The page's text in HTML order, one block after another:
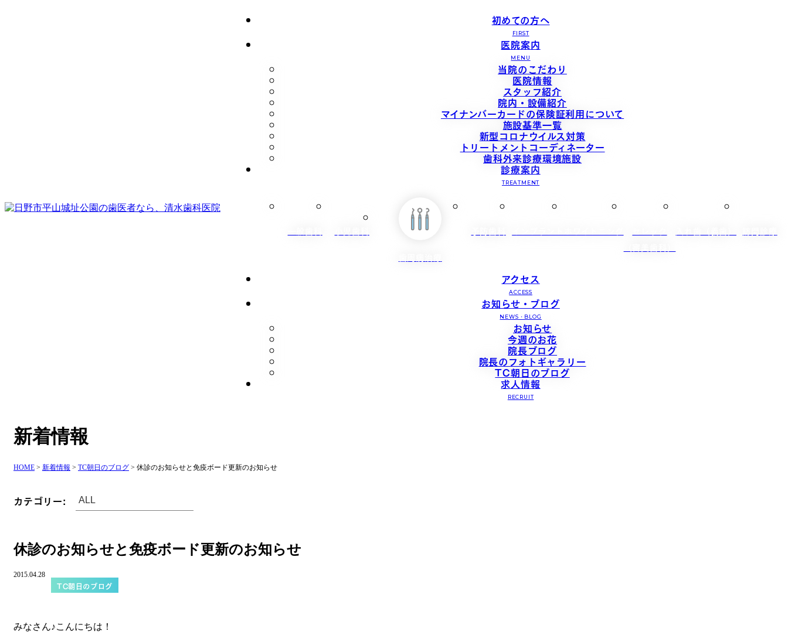
初めての方へ
FIRST
医院案内
MENU
当院のこだわり
医院情報
スタッフ紹介
院内・設備紹介
マイナンバーカードの保険証利用について
施設基準一覧
新型コロナウイルス対策
トリートメントコーディネーター
歯科外来診療環境施設
診療案内
TREATMENT
アクセス
ACCESS
お知らせ・ブログ
NEWS・BLOG
お知らせ
今週のお花
院長ブログ
院長のフォトギャラリー
TC朝日のブログ
求人情報
RECRUIT
新着情報
HOME > 新着情報 > TC朝日のブログ > 休診のお知らせと免疫ボード更新のお知らせ
カテゴリー:
休診のお知らせと免疫ボード更新のお知らせ
2015.04.28
TC朝日のブログ
みなさん♪こんにちは！